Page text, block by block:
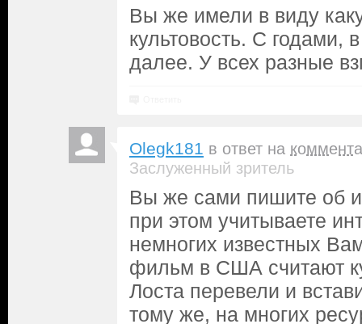
Вы же имели в виду
культовость. С годами,
далее. У всех разные
Olegk181 в ответ на
Заслуженный зритель
Вы же сами пишите об
при этом учитываете
немногих известных
фильм в США считают
Лоста перевели и
тому же, на многих